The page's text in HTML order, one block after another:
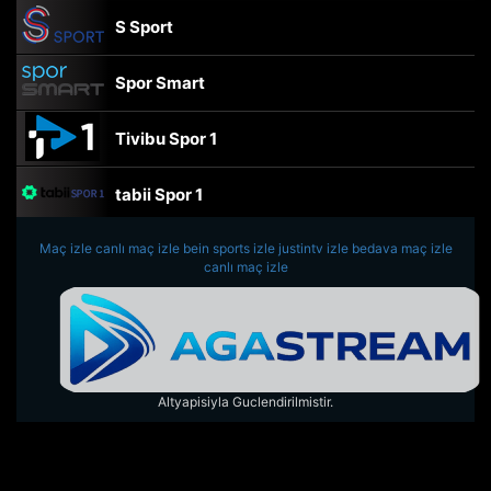
S Sport
Spor Smart
Tivibu Spor 1
tabii Spor 1
TRT Spor
beIN Sports Haber
tabii Spor
Maç izle canlı maç izle bein sports izle justintv izle bedava maç izle
canlı maç izle
Altyapisiyla Guclendirilmistir.